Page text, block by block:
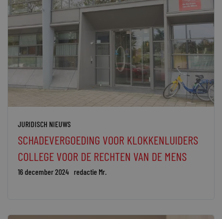
JURIDISCH NIEUWS
SCHADEVERGOEDING VOOR KLOKKENLUIDERS
COLLEGE VOOR DE RECHTEN VAN DE MENS
16 december 2024 redactie Mr.